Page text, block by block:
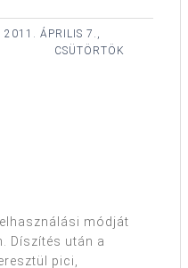
2011. ÁPRILIS 7.,
CSÜTÖRTÖK
módját
Díszítés után a
pici,